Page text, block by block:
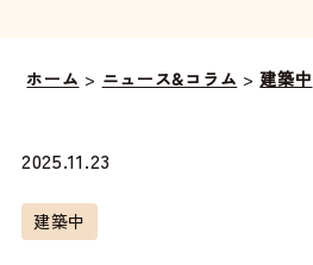
ホーム > ニュース&コラム >建築中
2025.11.23
建築中